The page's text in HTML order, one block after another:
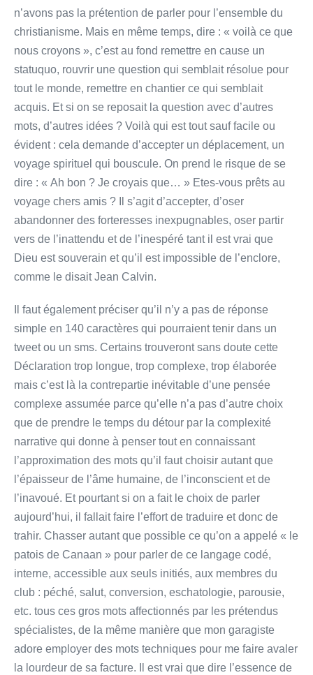
n’avons pas la prétention de parler pour l’ensemble du
christianisme. Mais en même temps, dire : « voilà ce que
nous croyons », c’est au fond remettre en cause un
statuquo, rouvrir une question qui semblait résolue pour
tout le monde, remettre en chantier ce qui semblait
acquis. Et si on se reposait la question avec d’autres
mots, d’autres idées ? Voilà qui est tout sauf facile ou
évident : cela demande d’accepter un déplacement, un
voyage spirituel qui bouscule. On prend le risque de se
dire : « Ah bon ? Je croyais que… » Etes-vous prêts au
voyage chers amis ? Il s’agit d’accepter, d’oser
abandonner des forteresses inexpugnables, oser partir
vers de l’inattendu et de l’inespéré tant il est vrai que
Dieu est souverain et qu’il est impossible de l’enclore,
comme le disait Jean Calvin.
Il faut également préciser qu’il n’y a pas de réponse
simple en 140 caractères qui pourraient tenir dans un
tweet ou un sms. Certains trouveront sans doute cette
Déclaration trop longue, trop complexe, trop élaborée
mais c’est là la contrepartie inévitable d’une pensée
complexe assumée parce qu’elle n’a pas d’autre choix
que de prendre le temps du détour par la complexité
narrative qui donne à penser tout en connaissant
l’approximation des mots qu’il faut choisir autant que
l’épaisseur de l’âme humaine, de l’inconscient et de
l’inavoué. Et pourtant si on a fait le choix de parler
aujourd’hui, il fallait faire l’effort de traduire et donc de
trahir. Chasser autant que possible ce qu’on a appelé « le
patois de Canaan » pour parler de ce langage codé,
interne, accessible aux seuls initiés, aux membres du
club : péché, salut, conversion, eschatologie, parousie,
etc. tous ces gros mots affectionnés par les prétendus
spécialistes, de la même manière que mon garagiste
adore employer des mots techniques pour me faire avaler
la lourdeur de sa facture. Il est vrai que dire l’essence de